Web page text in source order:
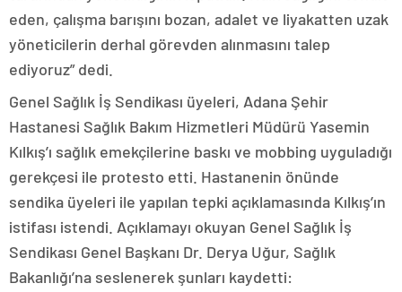
eden, çalışma barışını bozan, adalet ve liyakatten uzak
yöneticilerin derhal görevden alınmasını talep
ediyoruz” dedi.
Genel Sağlık İş Sendikası üyeleri, Adana Şehir
Hastanesi Sağlık Bakım Hizmetleri Müdürü Yasemin
Kılkış’ı sağlık emekçilerine baskı ve mobbing uyguladığı
gerekçesi ile protesto etti. Hastanenin önünde
sendika üyeleri ile yapılan tepki açıklamasında Kılkış’ın
istifası istendi. Açıklamayı okuyan Genel Sağlık İş
Sendikası Genel Başkanı Dr. Derya Uğur, Sağlık
Bakanlığı’na seslenerek şunları kaydetti: